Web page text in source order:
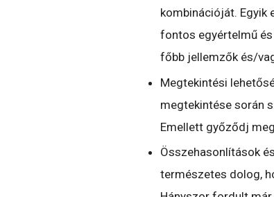
kombinációját. Egyik
fontos egyértelmű
főbb jellemzők és/
Megtekintési
megtekintése során
Emellett győződj
Összehasonlítások
természetes dolog,